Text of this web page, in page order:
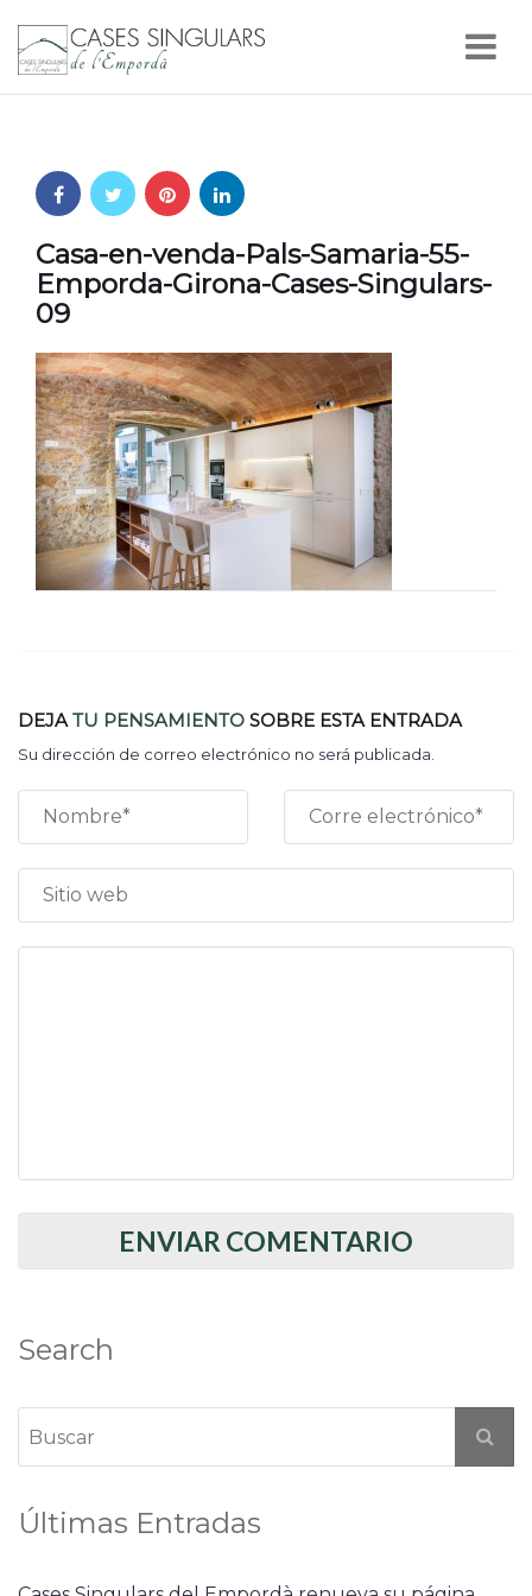
Casa-en-venda-Pals-Samaria-55-
Emporda-Girona-Cases-Singulars-
09
DEJATU PENSAMIENTO SOBRE ESTA ENTRADA
Su dirección de correo electrónico no será publicada.
Search
Últimas Entradas